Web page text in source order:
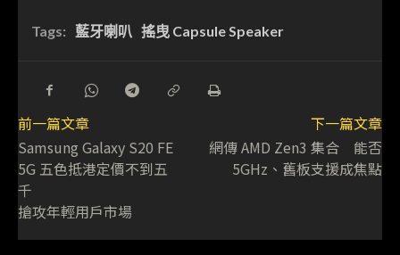
Tags: 藍牙喇叭 搖曳 Capsule Speaker
前一篇文章
Samsung Galaxy S20 FE
5G 五色抵港定價不到五
千
搶攻年輕用戶市場
下一篇文章
網傳 AMD Zen3 集合 能否
5GHz、舊板支援成焦點